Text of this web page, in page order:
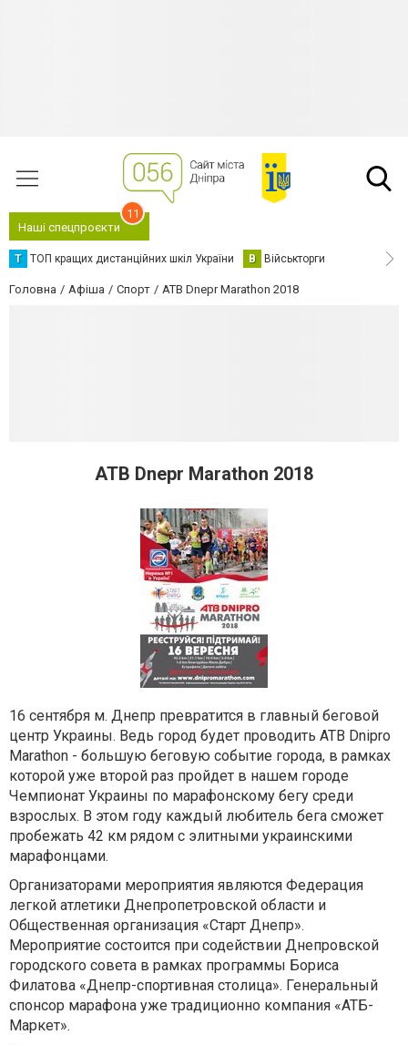
Наші спецпроєкти
11
Т ТОП кращих дистанційних шкіл України В Військторги
Головна Афіша Спорт ATB Dnepr Marathon 2018
ATB Dnepr Marathon 2018
16 сентября м. Днепр превратится в главный беговой
центр Украины. Ведь город будет проводить ATB Dnipro
Marathon - большую беговую событие города, в рамках
которой уже второй раз пройдет в нашем городе
Чемпионат Украины по марафонскому бегу среди
взрослых. В этом году каждый любитель бега сможет
пробежать 42 км рядом с элитными украинскими
марафонцами.
Организаторами мероприятия являются Федерация
легкой атлетики Днепропетровской области и
Общественная организация «Старт Днепр».
Мероприятие состоится при содействии Днепровской
городского совета в рамках программы Бориса
Филатова «Днепр-спортивная столица». Генеральный
спонсор марафона уже традиционно компания «АТБ-
Маркет».